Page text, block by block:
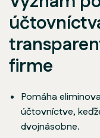
firme
Pomáha
účtovníctve,
dvojnásobne.